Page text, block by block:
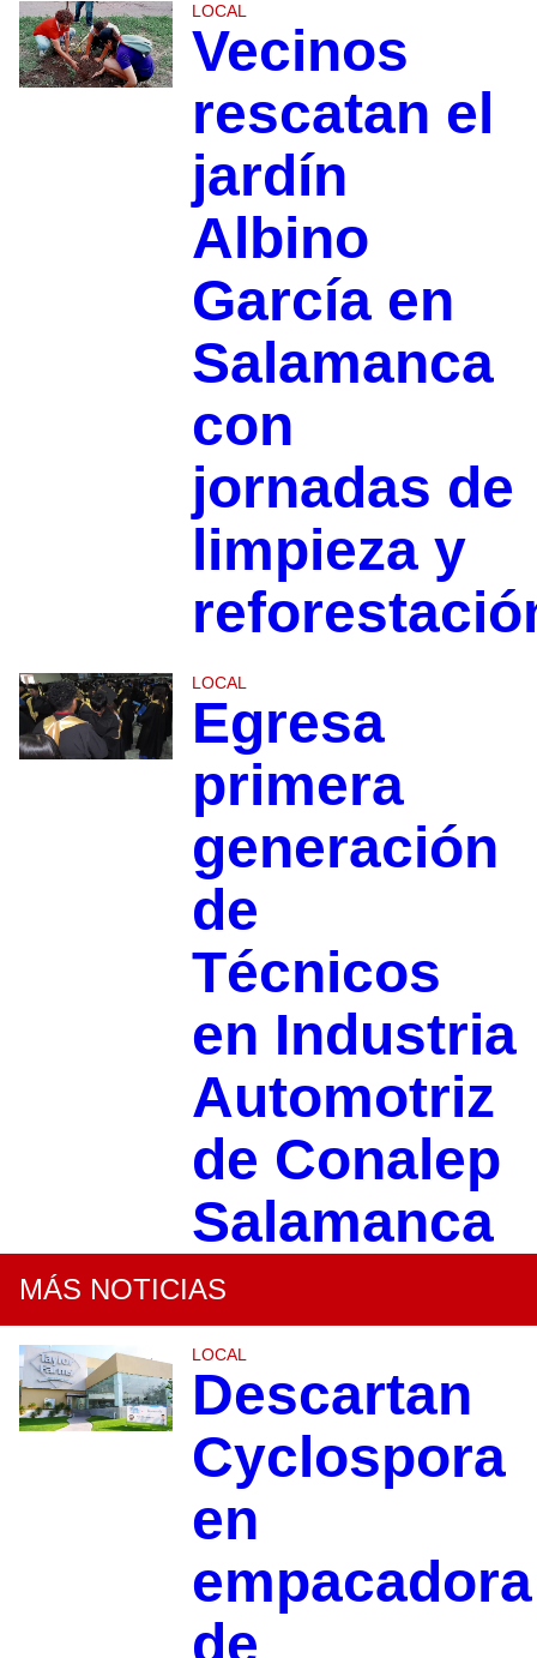
LOCAL
Vecinos
rescatan el
jardín
Albino
García en
Salamanca
con
jornadas de
limpieza y
LOCAL
Egresa
primera
generación
de
Técnicos
en Industria
Automotriz
de Conalep
Salamanca
MÁS NOTICIAS
LOCAL
Descartan
Cyclospora
en
empacadora
de